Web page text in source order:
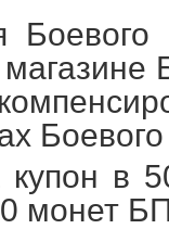
Боевого
купон в
монет